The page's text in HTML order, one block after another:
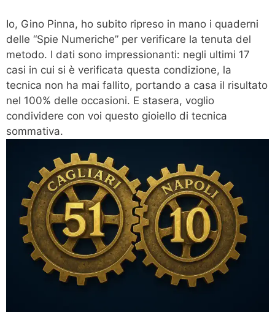
Io, Gino Pinna, ho subito ripreso in mano i quaderni
delle “Spie Numeriche” per verificare la tenuta del
metodo. I dati sono impressionanti: negli ultimi 17
casi in cui si è verificata questa condizione, la
tecnica non ha mai fallito, portando a casa il risultato
nel 100% delle occasioni. E stasera, voglio
condividere con voi questo gioiello di tecnica
sommativa.